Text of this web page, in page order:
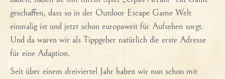
geschaffen, dass so in der Outdoor Escape Game Welt
einmalig ist und jetzt schon europaweit für Aufsehen sorgt.
Und da waren wir als Tippgeber natürlich die erste Adresse
für eine Adaption.
Seit über einem dreiviertel Jahr haben wir nun schon mit